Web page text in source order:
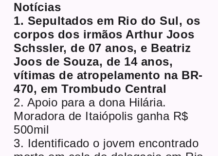
Notícias
1. Sepultados em Rio do Sul, os
corpos dos irmãos Arthur Joos
Schssler, de 07 anos, e Beatriz
Joos de Souza, de 14 anos,
vítimas de atropelamento na BR-
470, em Trombudo Central
2. Apoio para a dona Hilária.
Moradora de Itaiópolis ganha R$
500mil
3. Identificado o jovem encontrado